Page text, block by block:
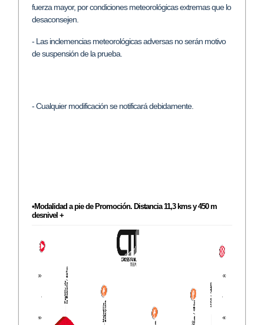
fuerza mayor, por condiciones meteorológicas extremas que lo
desaconsejen.
- Las inclemencias meteorológicas adversas no serán motivo
de suspensión de la prueba.
- Cualquier modificación se notificará debidamente.
•Modalidad a pie de Promoción. Distancia 11,3 kms y 450 m
desnivel +